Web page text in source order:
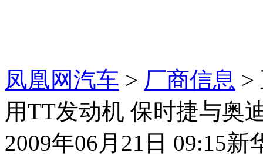
凤凰网汽车 > 厂商信息 >
用TT发动机 保时捷与奥
2009年06月21日 09:15新